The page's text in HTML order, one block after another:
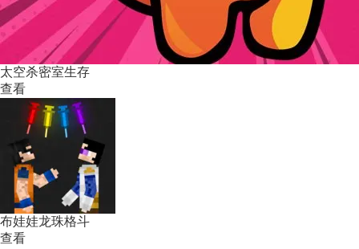
太空杀密室生存
查看
布娃娃龙珠格斗
查看